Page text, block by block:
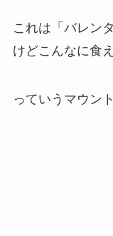
これは「バレン
けどこんなに食
っていうマウン